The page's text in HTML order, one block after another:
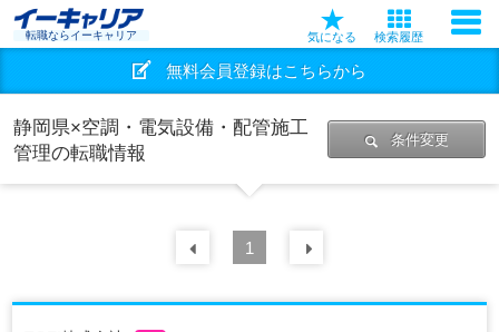
転職ならイーキャリア 気になる 検索履歴
無料会員登録はこちらから
静岡県×空調・電気設備・配管施工
管理の転職情報
条件変更
前の 件
1